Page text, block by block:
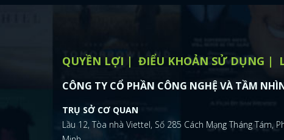
QUYỀN LỢI ĐIỂU KHOẢN SỬ DỤNG
CÔNG TY CỔ PHẦN CÔNG NGHỆ VÀ TẦM
TRỤ SỞ CƠ QUAN
Lầu 12, Tòa nhà Viettel, Số 285 Cách Mạng Tháng Tám,